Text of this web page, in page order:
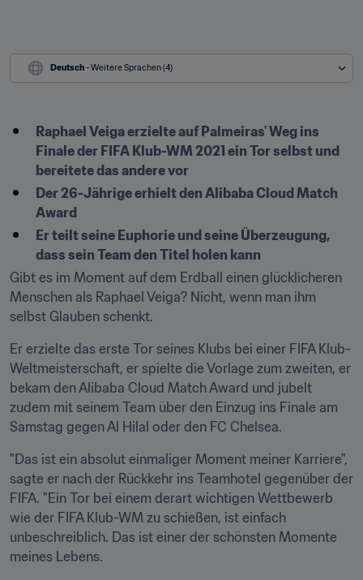
Deutsch - Weitere Sprachen (4)
Raphael Veiga erzielte auf Palmeiras' Weg ins
Finale der FIFA Klub-WM 2021 ein Tor selbst und
bereitete das andere vor
Der 26-Jährige erhielt den Alibaba Cloud Match
Award
Er teilt seine Euphorie und seine Überzeugung,
dass sein Team den Titel holen kann
Gibt es im Moment auf dem Erdball einen glücklicheren
Menschen als Raphael Veiga? Nicht, wenn man ihm
selbst Glauben schenkt.
Er erzielte das erste Tor seines Klubs bei einer FIFA Klub-
Weltmeisterschaft, er spielte die Vorlage zum zweiten, er
bekam den Alibaba Cloud Match Award und jubelt
zudem mit seinem Team über den Einzug ins Finale am
Samstag gegen Al Hilal oder den FC Chelsea.
"Das ist ein absolut einmaliger Moment meiner Karriere",
sagte er nach der Rückkehr ins Teamhotel gegenüber der
FIFA. "Ein Tor bei einem derart wichtigen Wettbewerb
wie der FIFA Klub-WM zu schießen, ist einfach
unbeschreiblich. Das ist einer der schönsten Momente
meines Lebens.